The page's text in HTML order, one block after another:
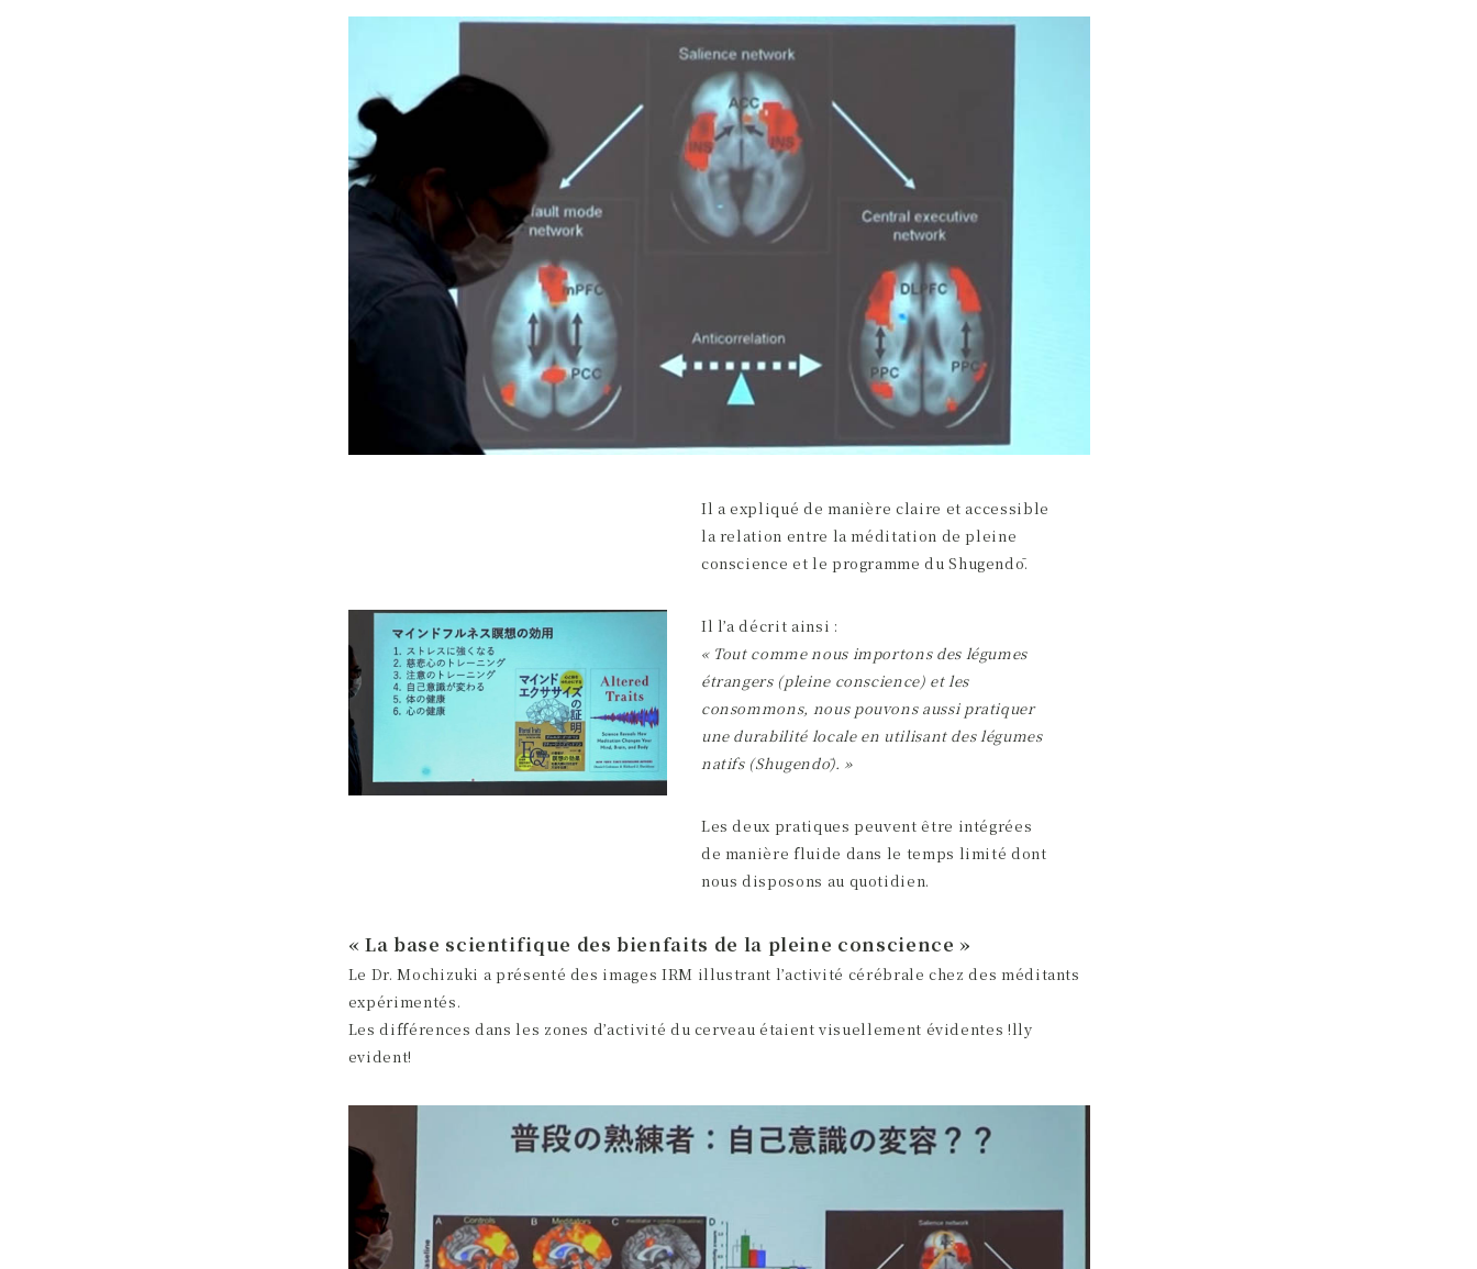
Il a expliqué de manière claire et accessible
la relation entre la méditation de pleine
conscience et le programme du Shugendō.
Il l’a décrit ainsi :
« Tout comme nous importons des légumes
étrangers (pleine conscience) et les
consommons, nous pouvons aussi pratiquer
une durabilité locale en utilisant des légumes
natifs (Shugendō). »
Les deux pratiques peuvent être intégrées
de manière fluide dans le temps limité dont
nous disposons au quotidien.
« La base scientifique des bienfaits de la pleine conscience »
Le Dr. Mochizuki a présenté des images IRM illustrant l’activité cérébrale chez des méditants
expérimentés.
Les différences dans les zones d’activité du cerveau étaient visuellement évidentes !lly
evident!